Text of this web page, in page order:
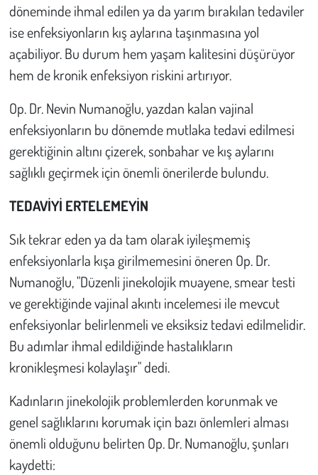
döneminde ihmal edilen ya da yarım bırakılan tedaviler
ise enfeksiyonların kış aylarına taşınmasına yol
açabiliyor. Bu durum hem yaşam kalitesini düşürüyor
hem de kronik enfeksiyon riskini artırıyor.
Op. Dr. Nevin Numanoğlu, yazdan kalan vajinal
enfeksiyonların bu dönemde mutlaka tedavi edilmesi
gerektiğinin altını çizerek, sonbahar ve kış aylarını
sağlıklı geçirmek için önemli önerilerde bulundu.
TEDAVİYİ ERTELEMEYİN
Sık tekrar eden ya da tam olarak iyileşmemiş
enfeksiyonlarla kışa girilmemesini öneren Op. Dr.
Numanoğlu, "Düzenli jinekolojik muayene, smear testi
ve gerektiğinde vajinal akıntı incelemesi ile mevcut
enfeksiyonlar belirlenmeli ve eksiksiz tedavi edilmelidir.
Bu adımlar ihmal edildiğinde hastalıkların
kronikleşmesi kolaylaşır" dedi.
Kadınların jinekolojik problemlerden korunmak ve
genel sağlıklarını korumak için bazı önlemleri alması
önemli olduğunu belirten Op. Dr. Numanoğlu, şunları
kaydetti:
Galeri
Günün İçinden
Tarih
Hukuk
Tarım
Son Dakika
Kent
Eğlence